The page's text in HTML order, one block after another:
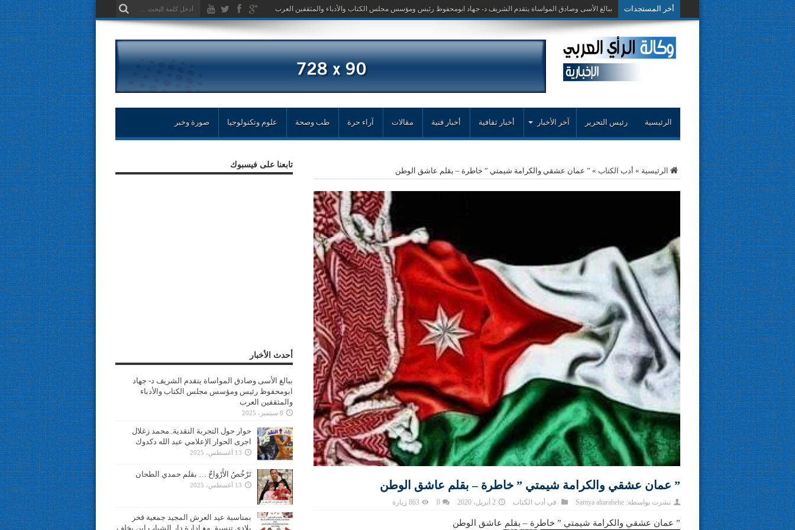
أخر المستجدات حوار حول التجربة
الرئيسية رئيس التحرير آخر الأخبار أخبار ثقافية أخبار فنية مقالات آراء حرة طب وصحة علوم وتكنولوجيا صورة وخبر
الرئيسية » أدب الكتاب » ” عمان عشقي والكرامة شيمتي ” خاطرة – بقلم عاشق الوطن
” عمان عشقي والكرامة شيمتي ” خاطرة – بقلم عاشق الوطن
نشرت بواسطة:Samya altarabehe في أدب الكتاب 2 أبريل، 2020 0 863 زيارة
” عمان عشقي والكرامة شيمتي ” خاطرة – بقلم عاشق الوطن
تابعنا على فيسبوك
أحدث الأخبار
ببالغ الأسى وصادق المواساة يتقدم الشريف د- جهاد
ابومحفوظ رئيس ومؤسس مجلس الكتاب والأدباء
والمثقفين العرب
8 سبتمبر، 2025
حوار حول التجربة النقدية..محمد زغلال
اجرى الحوار الإعلامي عبد الله دكدوك
13 أغسطس، 2025
تَرْخُصُ الأَرْوَاحُ … بقلم حمدي الطحان
13 أغسطس، 2025
بمناسبة عيد العرش المجيد جمعية فخر
بلادي تنسيق مع ادارة دار الشباب ابن يخلف